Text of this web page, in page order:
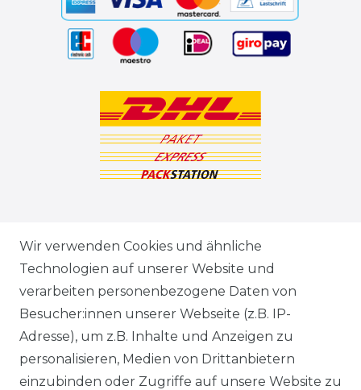
VERSANDARTEN & -KOSTEN
GEWERBETREIBENDE?
HILFE
Wir verwenden Cookies und ähnliche
Technologien auf unserer Website und
verarbeiten personenbezogene Daten von
Besucher:innen unserer Webseite (z.B. IP-
Adresse), um z.B. Inhalte und Anzeigen zu
personalisieren, Medien von Drittanbietern
einzubinden oder Zugriffe auf unsere Website zu